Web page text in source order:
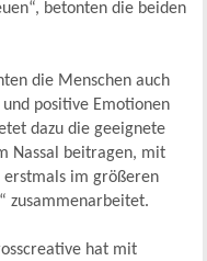
betonten die beiden
die Menschen auch
positive Emotionen
dazu die geeignete
Nassal beitragen, mit
erstmals im größeren
zusammenarbeitet.
hat mit